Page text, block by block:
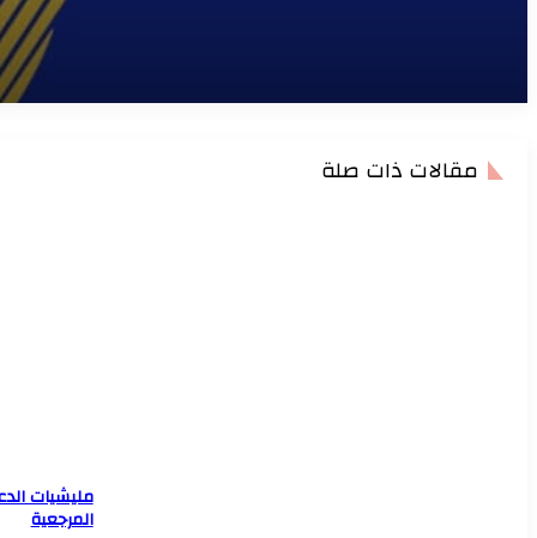
ملتقي جمعية جراحي العظام السودانية تختتم مؤتمرها العلمي
المقبلةمقالات ذات صلة
مليشيات
المرجعية